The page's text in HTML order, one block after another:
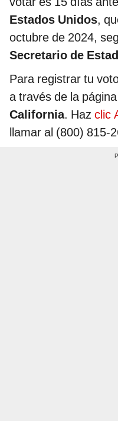
Estados Unidos,
octubre de 2024,
Secretario de
Para registrar tu
a través de la
California. Haz clic
llamar al (800) 815-